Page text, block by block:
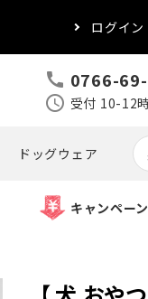
ログイン
call 0766-
schedule 受付 10-12
ドッグウェア
キャンペーン